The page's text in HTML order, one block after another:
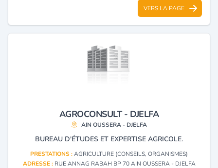
VERS LA PAGE
AGROCONSULT - DJELFA
AIN OUSSERA - DJELFA
BUREAU D'ÉTUDES ET EXPERTISE AGRICOLE.
PRESTATIONS :AGRICULTURE (CONSEILS, ORGANISMES)
ADRESSE : RUE ANNAG RABAH BP 70 AIN OUSSERA - DJELFA